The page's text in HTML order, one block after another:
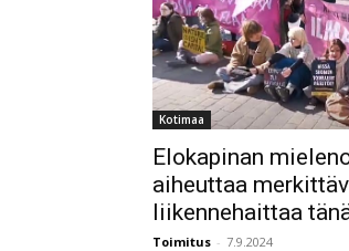
Kotimaa
Elokapinan
aiheuttaa
liikennehaittaa
Toimitus - 7.9.2024